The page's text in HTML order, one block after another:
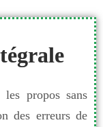
propos sans
des erreurs de